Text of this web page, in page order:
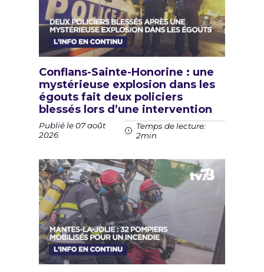
Conflans-Sainte-Honorine : une
mystérieuse explosion dans les
égouts fait deux policiers
blessés lors d’une intervention
Publié le 07 août
2026
Temps de lecture:
2min